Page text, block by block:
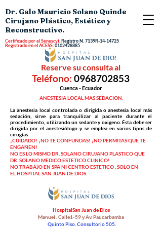
Dr. Galo Mauricio Solano Quinde
Cirujano Plástico, Estético y
Reconstructivo.
Certificado por el Senescyt. Registro N. 7139R-14-14725
Registrado en el ACESS:0102428885
Reserve su consulta al
Teléfono: 0968702853
Cuenca - Ecuador
ANESTESIA LOCAL MÁS SEDACIÓN.
La anestesia local controlada o dirigida o anestesia local más
sedación, sirve para tranquilizar al paciente durante el
procedimiento, utilizando un sedante y oxigeno. Ésta debe ser
dirigida por el anestesiólogo y se emplea en varios tipos de
cirugías.
¡CUIDADO! ¡NO TE CONFUNDAS! ¡NO PERMITAS QUE TE
ENGAÑEN!
NO ES LO MISMO DR. SOLANO CIRUJANO PLASTICO QUE
DR. SOLANO MEDICO ESTETICO CLINICO!
NO TRABAJO EN SPA NI CENTRO ESTETICO , SOLO EN
EL HOSPITAL SAN JUAN DE DIOS.
HospitalSan Juan de Dios
Manuel . Calle1-59 y Av. Paucarbamba
QuintoPiso. Consultorio 505.